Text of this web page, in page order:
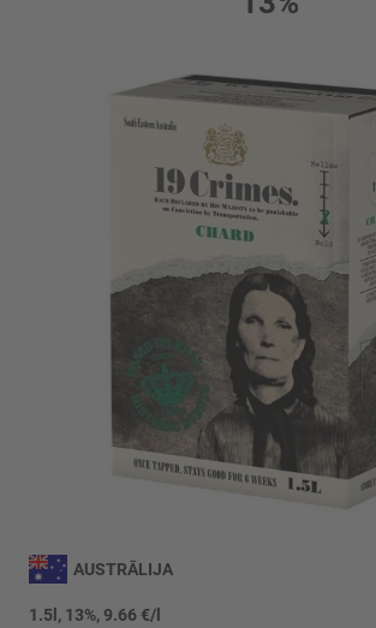
uz
galerijas
sākumu
AUSTRĀLIJA
1.5l, 13%, 9.66 €/l